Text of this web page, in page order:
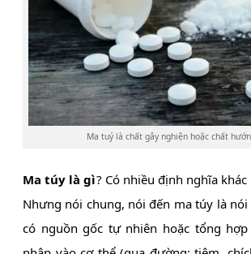
Ma tuý là chất gây nghiện hoặc chất
Ma túy là gì? Có nhiều định nghĩa
Nhưng nói chung, nói đến ma túy là
có nguồn gốc tự nhiên hoặc tổng